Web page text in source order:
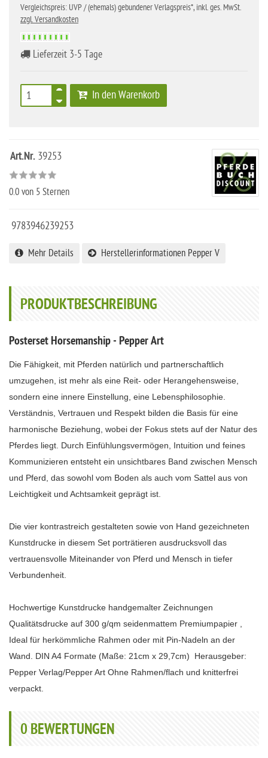
Vergleichspreis: UVP / (ehemals) gebundener Verlagspreis*, inkl. ges. MwSt.
zzgl. Versandkosten
Lieferzeit 3-5 Tage
In den Warenkorb
Art.Nr. 39253
0.0 von 5 Sternen
9783946239253
Mehr Details Herstellerinformationen Pepper V
PRODUKTBESCHREIBUNG
Posterset Horsemanship - Pepper Art
Die Fähigkeit, mit Pferden natürlich und partnerschaftlich
umzugehen, ist mehr als eine Reit- oder Herangehensweise,
sondern eine innere Einstellung, eine Lebensphilosophie.
Verständnis, Vertrauen und Respekt bilden die Basis für eine
harmonische Beziehung, wobei der Fokus stets auf der Natur des
Pferdes liegt. Durch Einfühlungsvermögen, Intuition und feines
Kommunizieren entsteht ein unsichtbares Band zwischen Mensch
und Pferd, das sowohl vom Boden als auch vom Sattel aus von
Leichtigkeit und Achtsamkeit geprägt ist.
Die vier kontrastreich gestalteten sowie von Hand gezeichneten
Kunstdrucke in diesem Set porträtieren ausdrucksvoll das
vertrauensvolle Miteinander von Pferd und Mensch in tiefer
Verbundenheit.
Hochwertige Kunstdrucke handgemalter Zeichnungen
Qualitätsdrucke auf 300 g/qm seidenmattem Premiumpapier ,
Ideal für herkömmliche Rahmen oder mit Pin-Nadeln an der
Wand. DIN A4 Formate (Maße: 21cm x 29,7cm) Herausgeber:
Pepper Verlag/Pepper Art Ohne Rahmen/flach und knitterfrei
verpackt.
0 BEWERTUNGEN